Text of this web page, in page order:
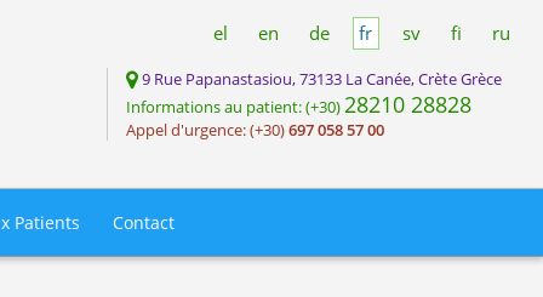
el en de fr sv fi ru
9 Rue Papanastasiou, 73133 La Canée, Crète Grèce
Informations au patient: (+30) 28210 28828
Appel d'urgence: (+30)697 058 57 00
Patients Contact